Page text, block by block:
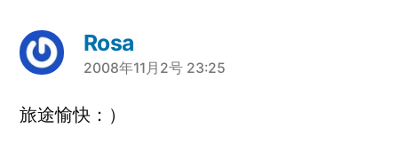
Rosa
说：
2008年11月2号 23:25
旅途愉快：）